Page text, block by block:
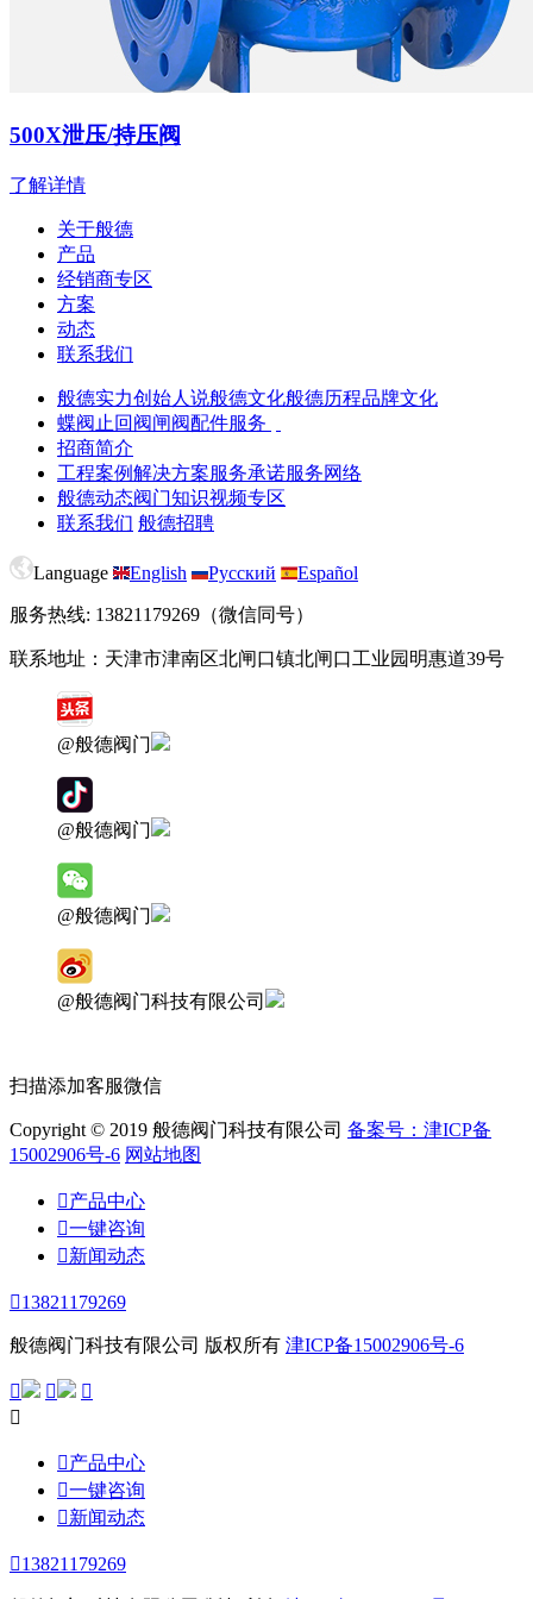
500X泄压/持压阀
了解详情
关于般德
产品
经销商专区
方案
动态
联系我们
般德实力创始人说般德文化般德历程品牌文化
蝶阀 止回阀闸阀配件服务
招商简介
工程案例解决方案服务承诺服务网络
般德动态阀门知识视频专区
联系我们 般德招聘
Language English Русский Español
服务热线: 13821179269（微信同号）
联系地址：天津市津南区北闸口镇北闸口工业园明惠道39号
@般德阀门
@般德阀门
@般德阀门
@般德阀门科技有限公司
扫描添加客服微信
Copyright © 2019 般德阀门科技有限公司 备案号：津ICP备
15002906号-6 网站地图
产品中心
一键咨询
新闻动态
13821179269
般德阀门科技有限公司 版权所有 津ICP备15002906号-6
 


产品中心
一键咨询
新闻动态
13821179269